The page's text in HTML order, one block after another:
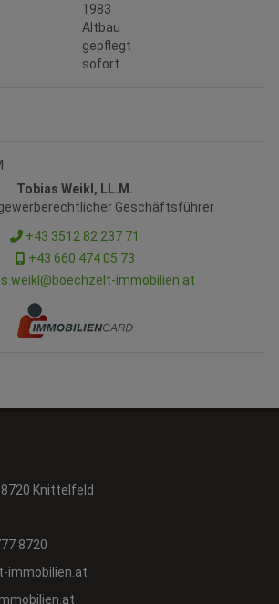
1983
Altbau
gepflegt
sofort
Tobias Weikl, LL.M.
Geschäftsführer
+43 3512 82 237 71
+43 660 474 05 73
immobilien.at
Knittelfeld
8720
immobilien.at